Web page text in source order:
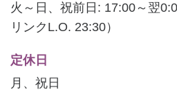
火～日、祝前日: 17:00～翌
リンクL.O. 23:30）
定休日
月、祝日